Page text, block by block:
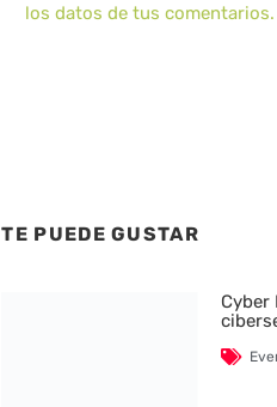
los datos de tus comentarios.
TE PUEDE GUSTAR
Cyber